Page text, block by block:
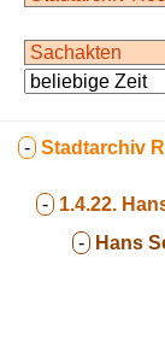
- Stadtarchiv
- 1.4.22.
- Hans